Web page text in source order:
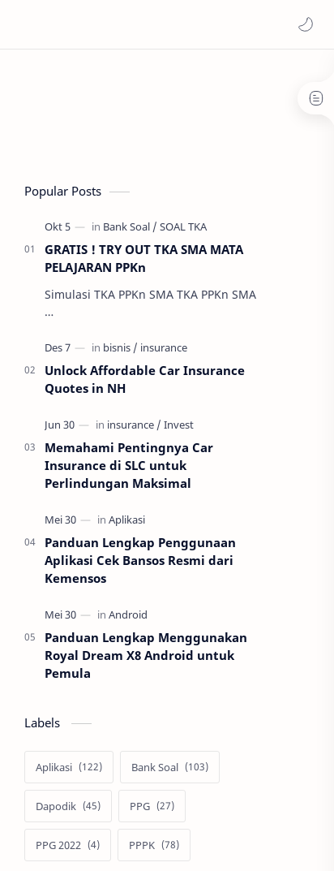
Popular Posts
GRATIS ! TRY OUT TKA SMA MATA
PELAJARAN PPKn
Simulasi TKA PPKn SMA TKA PPKn SMA
…
Unlock Affordable Car Insurance
Quotes in NH
Memahami Pentingnya Car
Insurance di SLC untuk
Perlindungan Maksimal
Panduan Lengkap Penggunaan
Aplikasi Cek Bansos Resmi dari
Kemensos
Panduan Lengkap Menggunakan
Royal Dream X8 Android untuk
Pemula
Labels
Aplikasi Bank Soal
Dapodik PPG
PPG 2022 PPPK